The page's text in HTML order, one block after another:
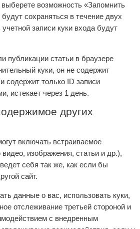
возможность «Запомнить
сохраняться в течение двух
записи куки входа будут
публикации статьи в браузере
куки, он не содержит
содержит только ID записи
истекает через 1 день.
других
включать встраиваемое
изображения, статьи и др.),
себя так же, как если бы
сайт.
данные о вас, использовать куки,
отслеживание третьей стороной и
с внедренным